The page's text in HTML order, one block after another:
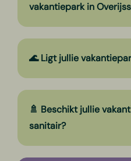
vakantiepark in
🌊 Ligt jullie
🚿 Beschikt jullie
sanitair?